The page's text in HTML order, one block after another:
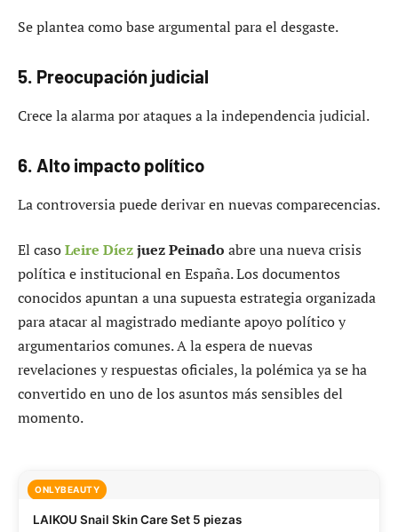
Se plantea como base argumental para el desgaste.
5. Preocupación judicial
Crece la alarma por ataques a la independencia judicial.
6. Alto impacto político
La controversia puede derivar en nuevas comparecencias.
El casoLeire Díezjuez Peinado abre una nueva crisis
política e institucional en España. Los documentos
conocidos apuntan a una supuesta estrategia organizada
para atacar al magistrado mediante apoyo político y
argumentarios comunes. A la espera de nuevas
revelaciones y respuestas oficiales, la polémica ya se ha
convertido en uno de los asuntos más sensibles del
momento.
ONLYBEAUTY